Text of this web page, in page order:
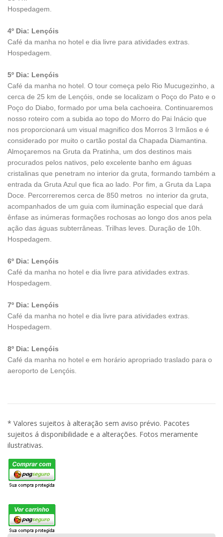
Hospedagem.
4º Dia: Lençóis
Café da manha no hotel e dia livre para atividades extras.
Hospedagem.
5º Dia: Lençóis
Café da manha no hotel. O tour começa pelo Rio Mucugezinho, a
cerca de 25 km de Lençóis, onde se localizam o Poço do Pato e o
Poço do Diabo, formado por uma bela cachoeira. Continuaremos
nosso roteiro com a subida ao topo do Morro do Pai Inácio que
nos proporcionará um visual magnifico dos Morros 3 Irmãos e é
considerado por muito o cartão postal da Chapada Diamantina.
Almoçaremos na Gruta da Pratinha, um dos destinos mais
procurados pelos nativos, pelo excelente banho em águas
cristalinas que penetram no interior da gruta, formando também a
entrada da Gruta Azul que fica ao lado. Por fim, a Gruta da Lapa
Doce. Percorreremos cerca de 850 metros no interior da gruta,
acompanhados de um guia com iluminação especial que dará
ênfase as inúmeras formações rochosas ao longo dos anos pela
ação das águas subterrâneas. Trilhas leves. Duração de 10h.
Hospedagem.
6º Dia: Lençóis
Café da manha no hotel e dia livre para atividades extras.
Hospedagem.
7º Dia: Lençóis
Café da manha no hotel e dia livre para atividades extras.
Hospedagem.
8º Dia: Lençóis
Café da manha no hotel e em horário apropriado traslado para o
aeroporto de Lençóis.
* Valores sujeitos à alteração sem aviso prévio. Pacotes
sujeitos á disponibilidade e a alterações. Fotos meramente
ilustrativas.